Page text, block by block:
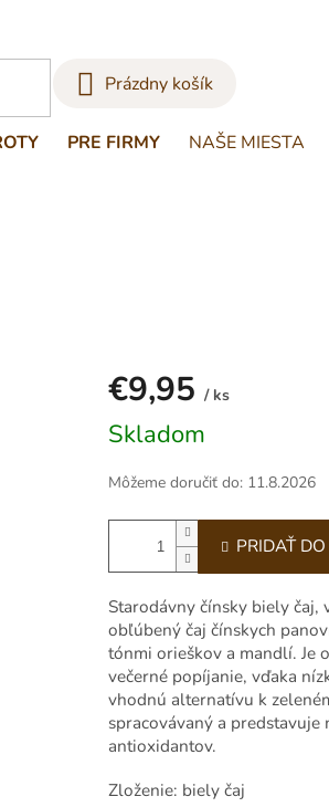
NÁKUPNÝ
Prázdny košík
PRE FIRMY NAŠE MIESTA
€9,95 / ks
Jednotková
cena:
Skladom
Môžeme doručiť do: 11.8.2026
PRIDAŤ
Starodávny čínsky biely čaj,
obľúbený čaj čínskych
tónmi orieškov a mandlí. Je
večerné popíjanie, vďaka
vhodnú alternatívu k
spracovávaný a
antioxidantov.
Zloženie: biely čaj